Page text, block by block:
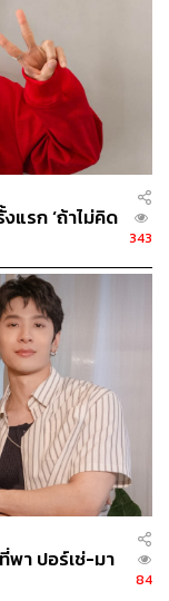
งครอบครัวของ
ทั้งยังเป็นการ
ที่ พอล ไคลน์ นัก
POP ผ่านทาง
ตของผมต้องยก
ราะเธอทำให้ผม
เรียนเปียโนตอน
ปโรดทริป
ำให้ผมหงุดหงิดอยู่
ำให้เราล้มเลิก”
วสร้างความแตก
LAที่ พอล ไคลน์
วิตวัยเด็กที่เขา
องออกเดินทาง
นที่เมืองใหญ่
To Jesusที่พูด
เชื่อและศรัทธา
นท่านเพื่อขอให้
ามาซะอย่างนั้น
สียงมาร้อง
มาสเตอร์พีซที่
แรก ‘ถ้าไม่คิด
343
พา ปอร์เช่-มา
84